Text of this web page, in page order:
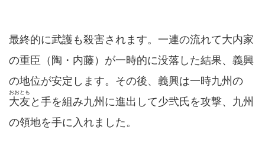
最終的に武護も殺害されます。一連の流れて大内家
の重臣（陶・内藤）が一時的に没落した結果、義興
の地位が安定します。その後、義興は一時九州の
大友
おおとも
と手を組み九州に進出して少弐氏を攻撃、九州
の領地を手に入れました。